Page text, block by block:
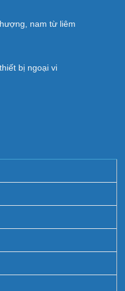
nam từ liêm
bị ngoại vi